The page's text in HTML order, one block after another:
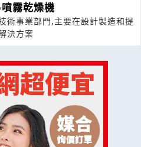
霧乾燥機
術事業部門,主要在設計製造和提
決方案